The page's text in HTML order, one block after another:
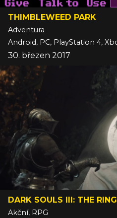
THIMBLEWEED PARK
Adventura
Android, PC, PlayStation 4,
30. březen 2017
DARK SOULS III: THE
Akční, RPG